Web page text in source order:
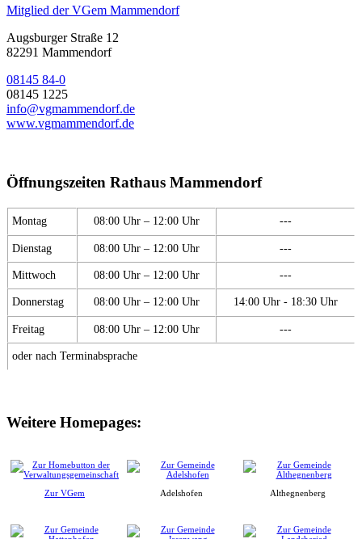
Mitglied der VGem Mammendorf
Augsburger Straße 12
82291 Mammendorf
08145 84-0
08145 1225
info@vgmammendorf.de
www.vgmammendorf.de
Öffnungszeiten Rathaus Mammendorf
Montag 08:00 Uhr – 12:00 Uhr ---
Dienstag 08:00 Uhr – 12:00 Uhr ---
Mittwoch 08:00 Uhr – 12:00 Uhr ---
Donnerstag 08:00 Uhr – 12:00 Uhr 14:00 Uhr - 18:30 Uhr
Freitag 08:00 Uhr – 12:00 Uhr ---
oder nach Terminabsprache
Weitere Homepages:
Zur VGem Adelshofen Althegnenberg